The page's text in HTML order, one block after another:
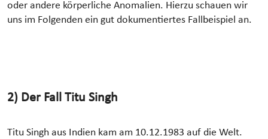
oder andere körperliche Anomalien. Hierzu schauen wir
uns im Folgenden ein gut dokumentiertes Fallbeispiel an.
2) Der Fall Titu Singh
Titu Singh aus Indien kam am 10.12.1983 auf die Welt.